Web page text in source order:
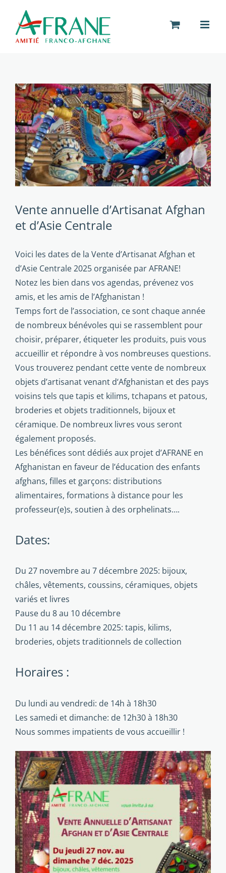
contenu
Voir
l'image
agrandie
Vente annuelle d’Artisanat Afghan
et d’Asie Centrale
Voici les dates de la Vente d’Artisanat Afghan et
d’Asie Centrale 2025 organisée par AFRANE!
Notez les bien dans vos agendas, prévenez vos
amis, et les amis de l’Afghanistan !
Temps fort de l’association, ce sont chaque année
de nombreux bénévoles qui se rassemblent pour
choisir, préparer, étiqueter les produits, puis vous
accueillir et répondre à vos nombreuses questions.
Vous trouverez pendant cette vente de nombreux
objets d’artisanat venant d‘Afghanistan et des pays
voisins tels que tapis et kilims, tchapans et patous,
broderies et objets traditionnels, bijoux et
céramique. De nombreux livres vous seront
également proposés.
Les bénéfices sont dédiés aux projet d’AFRANE en
Afghanistan en faveur de l’éducation des enfants
afghans, filles et garçons: distributions
alimentaires, formations à distance pour les
professeur(e)s, soutien à des orphelinats….
Dates:
Du 27 novembre au 7 décembre 2025: bijoux,
châles, vêtements, coussins, céramiques, objets
variés et livres
Pause du 8 au 10 décembre
Du 11 au 14 décembre 2025: tapis, kilims,
broderies, objets traditionnels de collection
Horaires :
Du lundi au vendredi: de 14h à 18h30
Les samedi et dimanche: de 12h30 à 18h30
Nous sommes impatients de vous accueillir !